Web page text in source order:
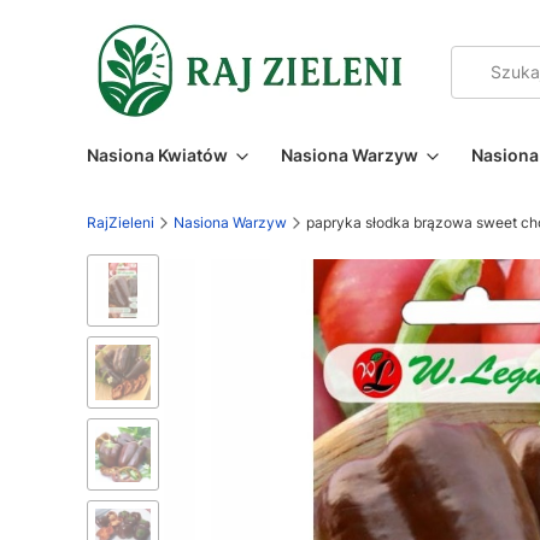
Nasiona Kwiatów Nasiona Warzyw Nasiona
RajZieleni Nasiona Warzyw papryka słodka brązowa sweet